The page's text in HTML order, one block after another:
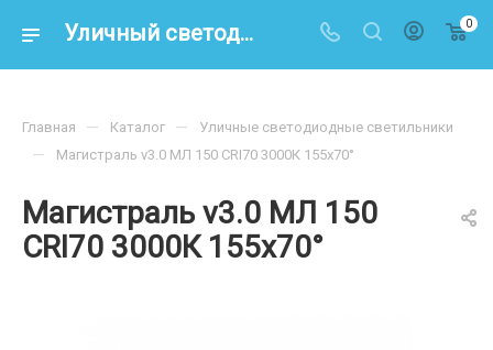
Уличный светодиодный светильник Магистраль V3.0-150 Мультилинза 3000К 155x70° – купить по цене 15 700 р. в интернет-магазине energoresurs-spb.ru 0
Магистраль v3.0 МЛ 150
CRI70 3000К 155х70°
Главная — Каталог — Уличные светодиодные светильники
— Магистраль v3.0 МЛ 150 CRI70 3000К 155х70°